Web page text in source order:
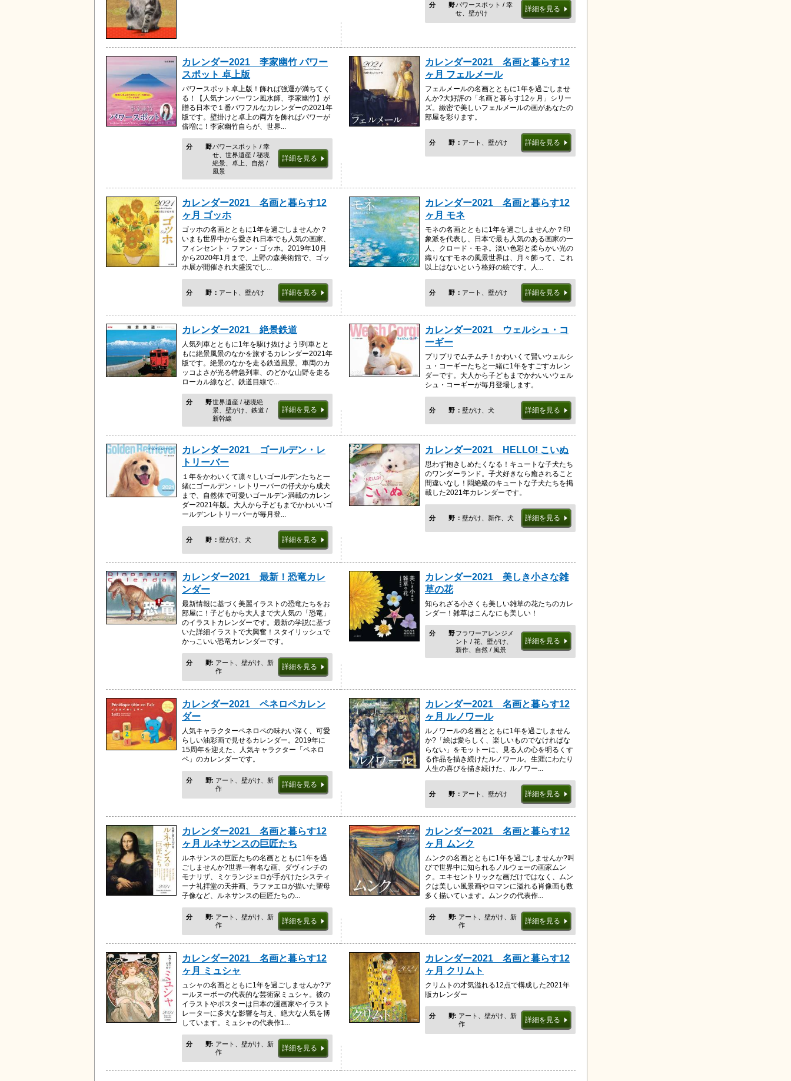
分野パワースポット / 幸
せ、壁がけ
詳細を見る
カレンダー2021 李家幽竹 パワー
スポット 卓上版
パワースポット卓上版！飾れば強運が満ちてく
る！【人気ナンバーワン風水師、李家幽竹】が
贈る日本で１番パワフルなカレンダーの2021年
版です。壁掛けと卓上の両方を飾ればパワーが
倍増に！李家幽竹自らが、世界...
分野パワースポット / 幸
せ、世界遺産 / 秘境
絶景、卓上、自然 /
風景
詳細を見る
カレンダー2021 名画と暮らす12
ヶ月 フェルメール
フェルメールの名画とともに1年を過ごしませ
んか?大好評の「名画と暮らす12ヶ月」シリー
ズ。緻密で美しいフェルメールの画があなたの
部屋を彩ります。
分野アート、壁がけ 詳細を見る
カレンダー2021 名画と暮らす12
ヶ月 ゴッホ
ゴッホの名画とともに1年を過ごしませんか？
いまも世界中から愛され日本でも人気の画家、
フィンセント・ファン・ゴッホ。2019年10月
から2020年1月まで、上野の森美術館で、ゴッ
ホ展が開催され大盛況でし...
分野アート、壁がけ 詳細を見る
カレンダー2021 名画と暮らす12
ヶ月 モネ
モネの名画とともに1年を過ごしませんか？印
象派を代表し、日本で最も人気のある画家の一
人、クロード・モネ。淡い色彩と柔らかい光の
織りなすモネの風景世界は、月々飾って、これ
以上はないという格好の絵です。人...
分野アート、壁がけ 詳細を見る
カレンダー2021 絶景鉄道
人気列車とともに1年を駆け抜けよう!列車とと
もに絶景風景のなかを旅するカレンダー2021年
版です。絶景のなかを走る鉄道風景。車両のカ
ッコよさが光る特急列車、のどかな山野を走る
ローカル線など、鉄道目線で...
分野世界遺産 / 秘境絶
景、壁がけ、鉄道 /
新幹線
詳細を見る
カレンダー2021 ウェルシュ・コ
ーギー
プリプリでムチムチ！かわいくて賢いウェルシ
ュ・コーギーたちと一緒に1年をすごすカレン
ダーです。大人から子どもまでかわいいウェル
シュ・コーギーが毎月登場します。
分野壁がけ、犬 詳細を見る
カレンダー2021 ゴールデン・レ
トリーバー
１年をかわいくて凛々しいゴールデンたちと一
緒にゴールデン・レトリーバーの仔犬から成犬
まで、自然体で可愛いゴールデン満載のカレン
ダー2021年版。大人から子どもまでかわいいゴ
ールデンレトリーバーが毎月登...
分野壁がけ、犬 詳細を見る
カレンダー2021 HELLO! こいぬ
思わず抱きしめたくなる！キュートな子犬たち
のワンダーランド。子犬好きなら癒されること
間違いなし！悶絶級のキュートな子犬たちを掲
載した2021年カレンダーです。
分野壁がけ、新作、犬 詳細を見る
カレンダー2021 最新！恐竜カレ
ンダー
最新情報に基づく美麗イラストの恐竜たちをお
部屋に！子どもから大人まで大人気の「恐竜」
のイラストカレンダーです。最新の学説に基づ
いた詳細イラストで大興奮！スタイリッシュで
かっこいい恐竜カレンダーです。
分野アート、壁がけ、新
作
詳細を見る
カレンダー2021 美しき小さな雑
草の花
知られざる小さくも美しい雑草の花たちのカレ
ンダー！雑草はこんなにも美しい！
分野フラワーアレンジメ
ント / 花、壁がけ、
新作、自然 / 風景
詳細を見る
カレンダー2021 ペネロペカレン
ダー
人気キャラクターペネロペの味わい深く、可愛
らしい油彩画で見せるカレンダー。2019年に
15周年を迎えた、人気キャラクター「ペネロ
ペ」のカレンダーです。
分野アート、壁がけ、新
作
詳細を見る
カレンダー2021 名画と暮らす12
ヶ月 ルノワール
ルノワールの名画とともに1年を過ごしません
か?「絵は愛らしく、楽しいものでなければな
らない」をモットーに、見る人の心を明るくす
る作品を描き続けたルノワール。生涯にわたり
人生の喜びを描き続けた、ルノワー...
分野アート、壁がけ 詳細を見る
カレンダー2021 名画と暮らす12
ヶ月 ルネサンスの巨匠たち
ルネサンスの巨匠たちの名画とともに1年を過
ごしませんか?世界一有名な画、ダヴィンチの
モナリザ、ミケランジェロが手がけたシスティ
ーナ礼拝堂の天井画、ラファエロが描いた聖母
子像など、ルネサンスの巨匠たちの...
分野アート、壁がけ、新
作
詳細を見る
カレンダー2021 名画と暮らす12
ヶ月 ムンク
ムンクの名画とともに1年を過ごしませんか?叫
びで世界中に知られるノルウェーの画家ムン
ク。エキセントリックな画だけではなく、ムン
クは美しい風景画やロマンに溢れる肖像画も数
多く描いています。ムンクの代表作...
分野アート、壁がけ、新
作
詳細を見る
カレンダー2021 名画と暮らす12
ヶ月 ミュシャ
ュシャの名画とともに1年を過ごしませんか?ア
ールヌーボーの代表的な芸術家ミュシャ。彼の
イラストやポスターは日本の漫画家やイラスト
レーターに多大な影響を与え、絶大な人気を博
しています。ミュシャの代表作1...
分野アート、壁がけ、新
作
詳細を見る
カレンダー2021 名画と暮らす12
ヶ月 クリムト
クリムトの才気溢れる12点で構成した2021年
版カレンダー
分野アート、壁がけ、新
作
詳細を見る